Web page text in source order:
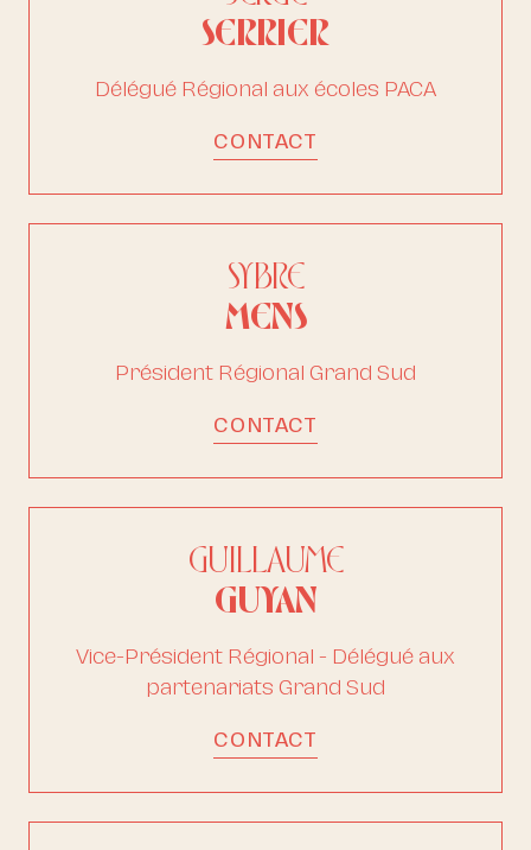
SERRIER
Délégué Régional aux écoles PACA
CONTACT
SYBRE
MENS
Président Régional Grand Sud
CONTACT
GUILLAUME
GUYAN
Vice-Président Régional - Délégué aux
partenariats Grand Sud
CONTACT